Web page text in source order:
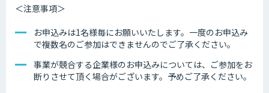
＜注意事項＞
お申込みは1名様毎にお願いいたします。一度のお申込み
で複数名のご参加はできませんのでご了承ください。
事業が競合する企業様のお申込みについては、ご参加をお
断りさせて頂く場合がございます。予めご了承ください。